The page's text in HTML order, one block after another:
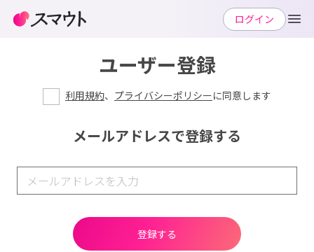
ユーザー登録
利用規約、 プライバシーポリシーに同意します
メールアドレスで登録する
ログイン